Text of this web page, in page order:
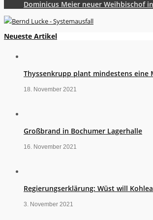
Dominicus Meier neuer Weihbischof
Neueste Artikel
Thyssenkrupp plant mindestens eine
18. November 2021
Großbrand in Bochumer Lagerhalle
16. November 2021
Regierungserklärung: Wüst will
3. November 2021